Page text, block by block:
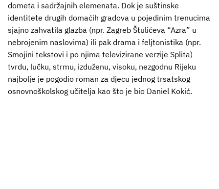
dometa i sadržajnih elemenata. Dok je suštinske
identitete drugih domaćih gradova u pojedinim trenucima
sjajno zahvatila glazba (npr. Zagreb Štulićeva “Azra” u
nebrojenim naslovima) ili pak drama i feljtonistika (npr.
Smojini tekstovi i po njima televizirane verzije Splita)
tvrdu, lučku, strmu, izduženu, visoku, nezgodnu Rijeku
najbolje je pogodio roman za djecu jednog trsatskog
osnovnoškolskog učitelja kao što je bio Daniel Kokić.